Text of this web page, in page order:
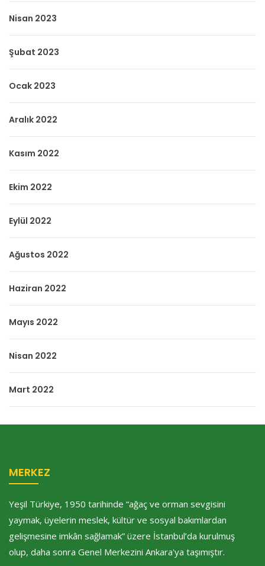
Nisan 2023
Şubat 2023
Ocak 2023
Aralık 2022
Kasım 2022
Ekim 2022
Eylül 2022
Ağustos 2022
Haziran 2022
Mayıs 2022
Nisan 2022
Mart 2022
MERKEZ
Yeşil Türkiye, 1950 tarihinde “ağaç ve orman sevgisini
yaymak, üyelerin meslek, kültür ve sosyal bakımlardan
gelişmesine imkân sağlamak” üzere İstanbul’da kurulmuş
olup, daha sonra Genel Merkezini Ankara'ya taşımıştır.